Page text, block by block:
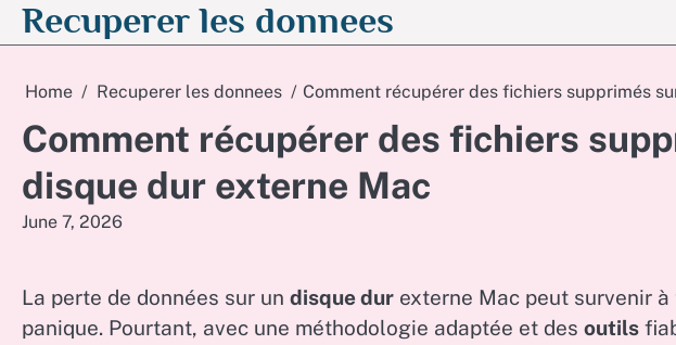
SkipRecuperer les donnees
Home Recuperer les donnees Comment récupérer des fichiers supprimés
Comment récupérer des fichiers
disque dur externe Mac
June 7, 2026
La perte de données sur un disque dur externe Mac peut survenir
panique. Pourtant, avec une méthodologie adaptée et des outils